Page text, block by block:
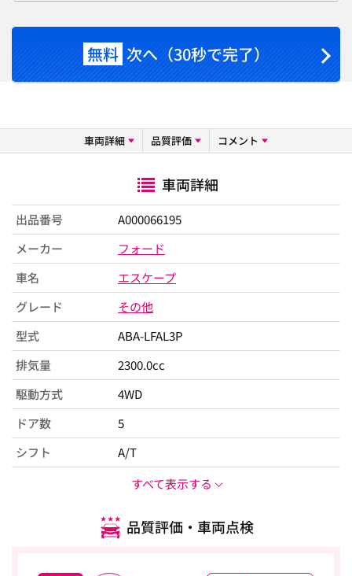
無料 次へ（30秒で完了）
車両詳細 品質評価 コメント
車両詳細
出品番号
A000066195
メーカー
フォード
車名
エスケープ
グレード
その他
型式
ABA-LFAL3P
排気量
2300.0cc
駆動方式
4WD
ドア数
5
シフト
A/T
すべて表示する
品質評価・車両点検